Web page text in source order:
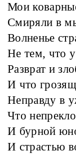
Мои
Смиряли в
Волненье
Не тем, что
Разврат и
И что
Неправду в
Что
И бурной
И страстью